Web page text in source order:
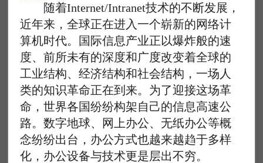
随着Internet/Intranet技术的不断发展，
近年来，全球正在进入一个崭新的网络计
算机时代。国际信息产业正以爆炸般的速
度、前所未有的深度和广度改变着全球的
工业结构、经济结构和社会结构，一场人
类的知识革命正在到来。为了迎接这场革
命，世界各国纷纷构架自己的信息高速公
路。数字地球、网上办公、无纸办公等概
念纷纷出台，办公方式也越来越趋于多样
化，办公设备与技术更是层出不穷。